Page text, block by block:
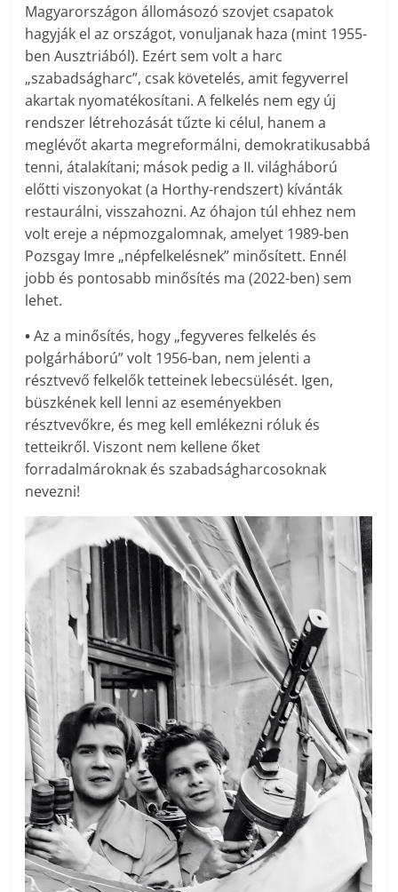
Magyarországon állomásozó szovjet csapatok
hagyják el az országot, vonuljanak haza (mint 1955-
ben Ausztriából). Ezért sem volt a harc
„szabadságharc”, csak követelés, amit fegyverrel
akartak nyomatékosítani. A felkelés nem egy új
rendszer létrehozását tűzte ki célul, hanem a
meglévőt akarta megreformálni, demokratikusabbá
tenni, átalakítani; mások pedig a II. világháború
előtti viszonyokat (a Horthy-rendszert) kívánták
restaurálni, visszahozni. Az óhajon túl ehhez nem
volt ereje a népmozgalomnak, amelyet 1989-ben
Pozsgay Imre „népfelkelésnek” minősített. Ennél
jobb és pontosabb minősítés ma (2022-ben) sem
lehet.
•Az a minősítés, hogy „fegyveres felkelés és
polgárháború” volt 1956-ban, nem jelenti a
résztvevő felkelők tetteinek lebecsülését. Igen,
büszkének kell lenni az eseményekben
résztvevőkre, és meg kell emlékezni róluk és
tetteikről. Viszont nem kellene őket
forradalmároknak és szabadságharcosoknak
nevezni!